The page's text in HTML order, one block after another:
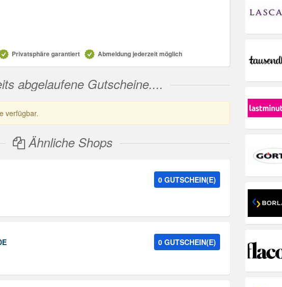
Privatsphäre garantiert Abmeldung jederzeit möglich
abgelaufene Gutscheine....
verfügbar.
Ähnliche Shops
0 GUTSCHEIN(E)
0 GUTSCHEIN(E)